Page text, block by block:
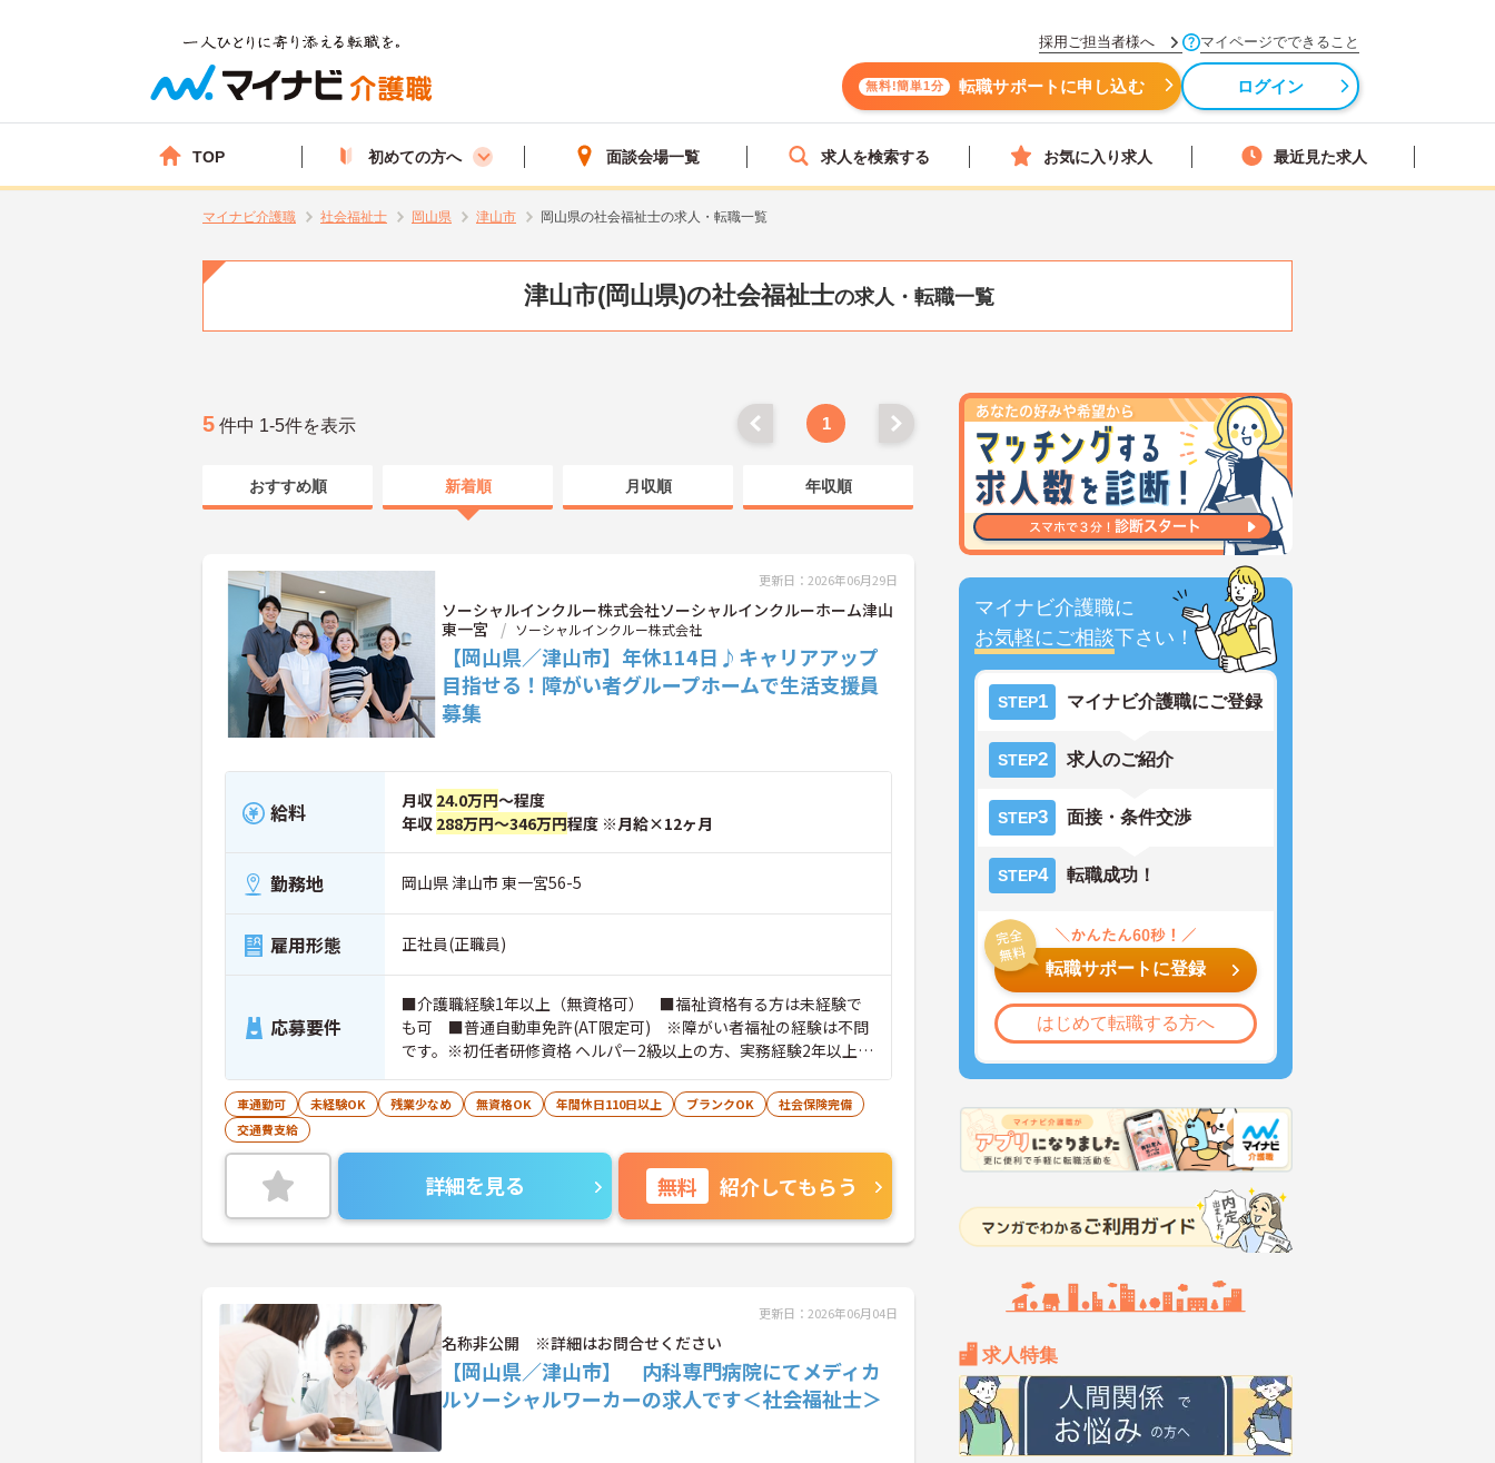
採用ご担当者様へ マイページでできること
無料!簡単1分 転職サポートに申し込む ログイン
TOP 初めての方へ 面談会場一覧 求人を検索する お気に入り求人 最近見た求人
マイナビ介護職 社会福祉士 岡山県 津山市 岡山県の社会福祉士の求人・転職一覧
津山市(岡山県)の社会福祉士の求人・転職一覧
マイナビ介護職に
お気軽にご相談下さい！
STEP1 マイナビ介護職にご登録
STEP2 求人のご紹介
STEP3 面接・条件交渉
STEP4 転職成功！
転職サポートに登録
はじめて転職する方へ
求人特集
5 件中 1-5件を表示 1
おすすめ順 新着順 月収順 年収順
更新日：2026年06月29日
ソーシャルインクルー株式会社ソーシャルインクルーホーム津山
東一宮
ソーシャルインクルー株式会社
【岡山県／津山市】年休114日♪キャリアアップ
目指せる！障がい者グループホームで生活支援員
募集
給料 月収 24.0万円～程度
年収 288万円～346万円程度 ※月給×12ヶ月
勤務地 岡山県 津山市 東一宮56-5
雇用形態 正社員(正職員)
応募要件
■介護職経験1年以上（無資格可） ■福祉資格有る方は未経験で
も可 ■普通自動車免許(AT限定可) ※障がい者福祉の経験は不問
です。※初任者研修資格 ヘルパー2級以上の方、実務経験2年以上の
方、障がい者福祉に関する経験をお持ちの方大歓迎
車通勤可 未経験OK 残業少なめ 無資格OK 年間休日110日以上 ブランクOK
社会保険完備
交通費支給
詳細を見る 無料 紹介してもらう
更新日：2026年06月04日
名称非公開 ※詳細はお問合せください
【岡山県／津山市】 内科専門病院にてメディカ
ルソーシャルワーカーの求人です＜社会福祉士＞